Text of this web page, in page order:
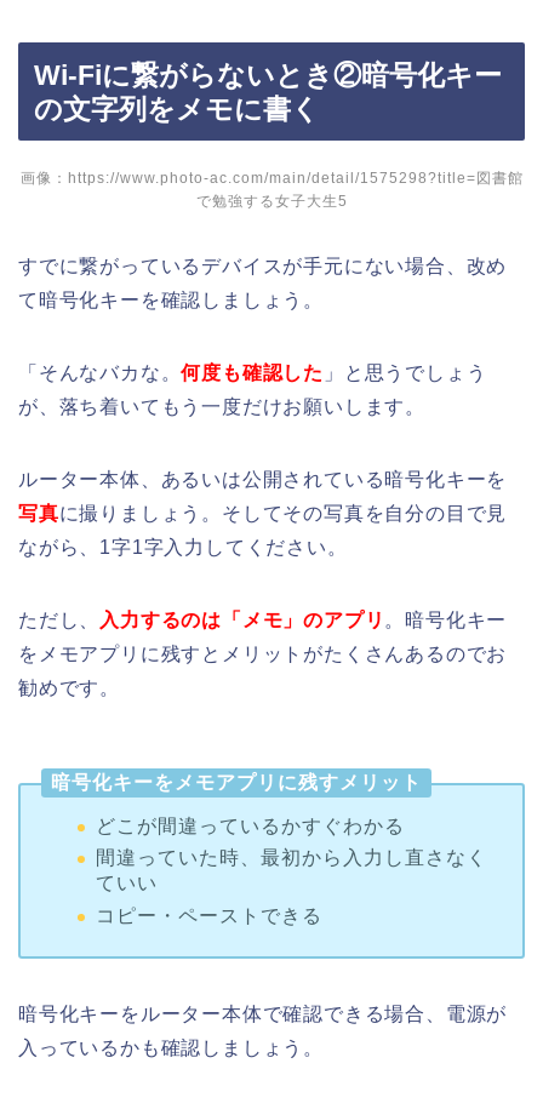
Wi-Fiに繋がらないとき②暗号化キー
の文字列をメモに書く
画像：https://www.photo-ac.com/main/detail/1575298?title=図書館
で勉強する女子大生5
すでに繋がっているデバイスが手元にない場合、改め
て暗号化キーを確認しましょう。
「そんなバカな。何度も確認した 」と思うでしょう
が、落ち着いてもう一度だけお願いします。
ルーター本体、あるいは公開されている暗号化キーを
写真に撮りましょう。そしてその写真を自分の目で見
ながら、1字1字入力してください。
ただし、 入力するのは「メモ」のアプリ 。暗号化キー
をメモアプリに残すとメリットがたくさんあるのでお
勧めです。
暗号化キーをメモアプリに残すメリット
どこが間違っているかすぐわかる
間違っていた時、最初から入力し直さなく
ていい
コピー・ペーストできる
暗号化キーをルーター本体で確認できる場合、電源が
入っているかも確認しましょう。